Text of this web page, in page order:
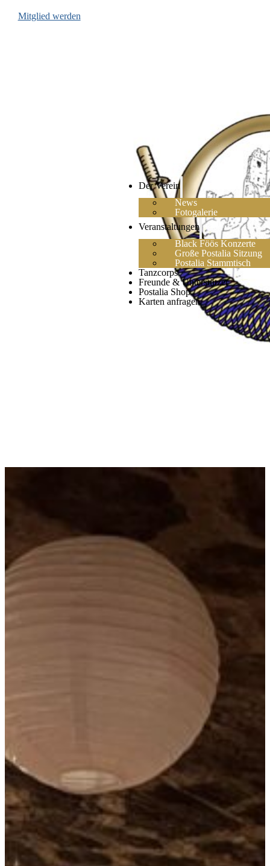
Mitglied werden
Der Verein
News
Fotogalerie
Veranstaltungen
Black Föös Konzerte
Große Postalia Sitzung
Postalia Stammtisch
Tanzcorps
Freunde & Unterstützer
Postalia Shop
Karten anfragen